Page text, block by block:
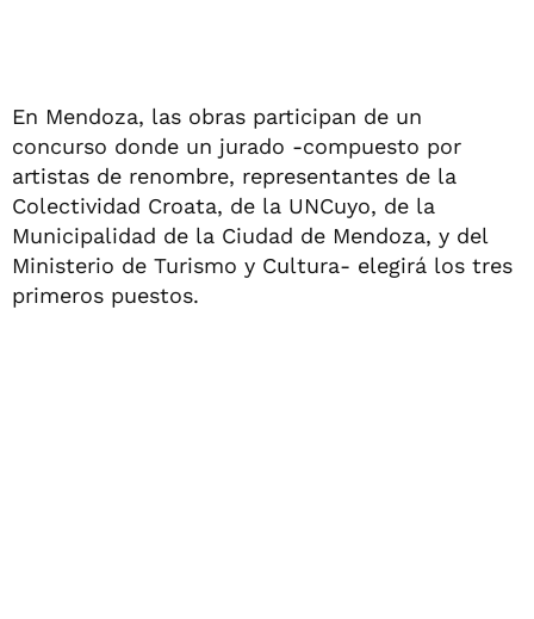
En Mendoza, las obras participan de un
concurso donde un jurado -compuesto por
artistas de renombre, representantes de la
Colectividad Croata, de la UNCuyo, de la
Municipalidad de la Ciudad de Mendoza, y del
Ministerio de Turismo y Cultura- elegirá los tres
primeros puestos.